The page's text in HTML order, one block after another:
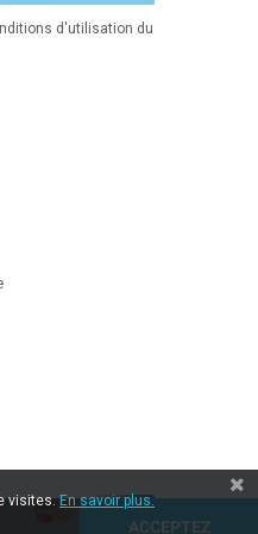
d'utilisation du
ACCEPTEZ
visites.En savoir plus.